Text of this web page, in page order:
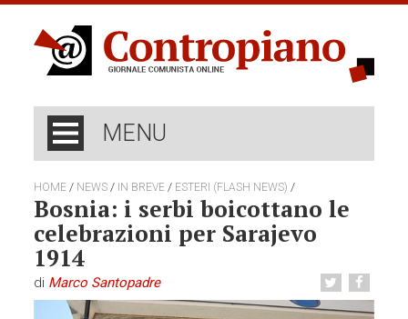
MENU
HOME / NEWS / IN BREVE / ESTERI (FLASH NEWS) /
Bosnia: i serbi boicottano le
celebrazioni per Sarajevo
1914
di Marco Santopadre